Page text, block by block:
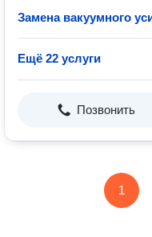
Замена вакуумного
Ещё 22 услуги
Позвонить
1